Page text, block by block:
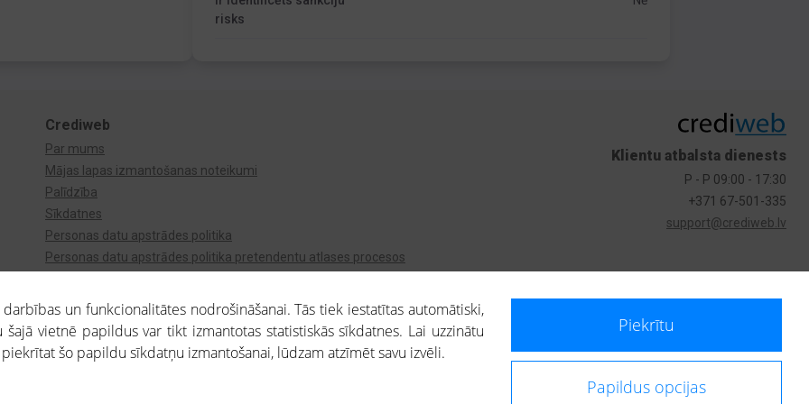
risks
Crediweb
Par mums
Mājas lapas izmantošanas noteikumi
Palīdzība
Sīkdatnes
Personas datu apstrādes politika
Personas datu apstrādes politika pretendentu atlases procesos
Klientu atbalsta dienests
P - P 09:00 - 17:30
+371 67-501-335
support@crediweb.lv
ietvaros saņemtajai informācijai ir uzziņas raksturs, un tai nav juridiska spēka. Portāla lietotājs, izmantojot portālā saņemto informāciju, ir atbildīgs par fizisko
un funkcionalitātes nodrošināšanai. Tās tiek iestatītas automātiski,
vietnē papildus var tikt izmantotas statistiskās sīkdatnes. Lai uzzinātu
piekrītat šo papildu sīkdatņu izmantošanai, lūdzam atzīmēt savu izvēli.
Piekrītu
Papildus opcijas